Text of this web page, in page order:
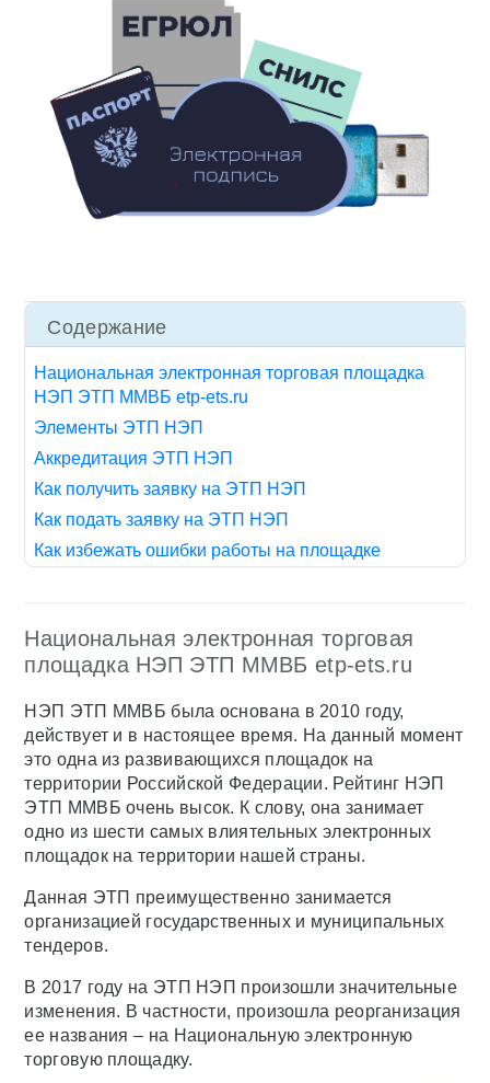
Содержание
Национальная электронная торговая площадка
НЭП ЭТП ММВБ etp-ets.ru
Элементы ЭТП НЭП
Аккредитация ЭТП НЭП
Как получить заявку на ЭТП НЭП
Как подать заявку на ЭТП НЭП
Как избежать ошибки работы на площадке
Национальная электронная торговая
площадка НЭП ЭТП ММВБ etp-ets.ru
НЭП ЭТП ММВБ была основана в 2010 году,
действует и в настоящее время. На данный момент
это одна из развивающихся площадок на
территории Российской Федерации. Рейтинг НЭП
ЭТП ММВБ очень высок. К слову, она занимает
одно из шести самых влиятельных электронных
площадок на территории нашей страны.
Данная ЭТП преимущественно занимается
организацией государственных и муниципальных
тендеров.
В 2017 году на ЭТП НЭП произошли значительные
изменения. В частности, произошла реорганизация
ее названия – на Национальную электронную
торговую площадку.